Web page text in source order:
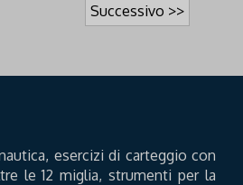
Successivo >>
esercizi di carteggio con
le 12 miglia, strumenti per la